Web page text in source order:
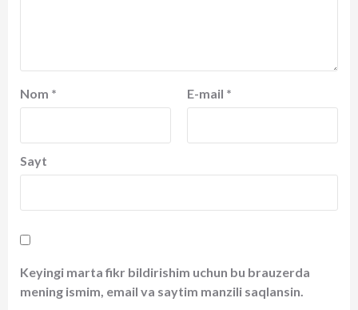
Nom * E-mail *
Sayt
Keyingi marta fikr bildirishim uchun bu brauzerda
mening ismim, email va saytim manzili saqlansin.